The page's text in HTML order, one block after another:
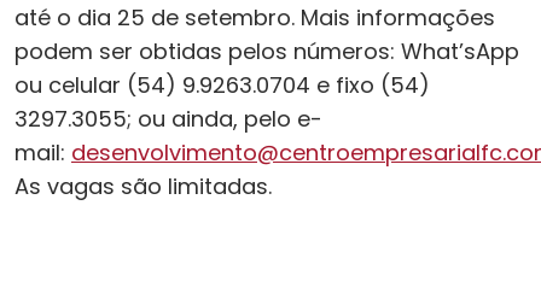
até o dia 25 de setembro. Mais informações
podem ser obtidas pelos números: What’sApp
ou celular (54) 9.9263.0704 e fixo (54)
3297.3055; ou ainda, pelo e-
mail:
As vagas são limitadas.